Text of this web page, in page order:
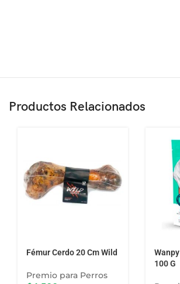
Productos Relacionados
Fémur Cerdo 20 Cm Wild
Premio para Perros
100 G